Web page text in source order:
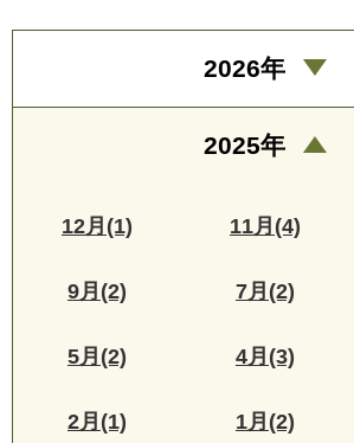
2026年
2025年
12月(1) 11月(4)
9月(2) 7月(2)
5月(2) 4月(3)
2月(1) 1月(2)